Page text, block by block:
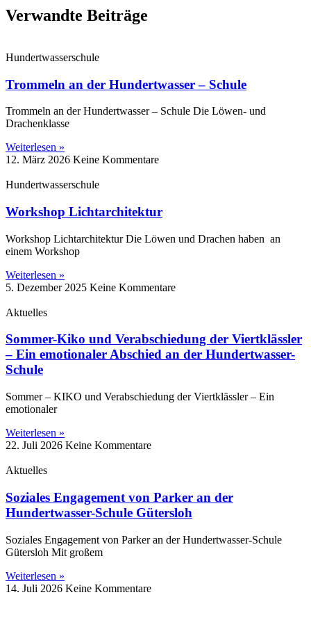
Verwandte Beiträge
Hundertwasserschule
Trommeln an der Hundertwasser – Schule
Trommeln an der Hundertwasser – Schule Die Löwen‑ und
Drachenklasse
Weiterlesen »
12. März 2026 Keine Kommentare
Hundertwasserschule
Workshop Lichtarchitektur
Workshop Lichtarchitektur Die Löwen und Drachen haben an
einem Workshop
Weiterlesen »
5. Dezember 2025 Keine Kommentare
Aktuelles
Sommer-Kiko und Verabschiedung der Viertklässler
– Ein emotionaler Abschied an der Hundertwasser-
Schule
Sommer – KIKO und Verabschiedung der Viertklässler – Ein
emotionaler
Weiterlesen »
22. Juli 2026 Keine Kommentare
Aktuelles
Soziales Engagement von Parker an der
Hundertwasser-Schule Gütersloh
Soziales Engagement von Parker an der Hundertwasser-Schule
Gütersloh Mit großem
Weiterlesen »
14. Juli 2026 Keine Kommentare